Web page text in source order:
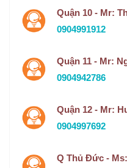
Quận 10 - Mr:
0904991912
Quận 11 - Mr:
0904942786
Quận 12 - Mr:
0904997692
Q Thủ Đức -